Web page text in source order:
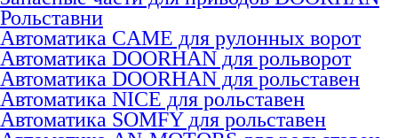
Рольставни
Автоматика CAME для рулонных ворот
Автоматика DOORHAN для рольворот
Автоматика DOORHAN для рольставен
Автоматика NICE для рольставен
Автоматика SOMFY для рольставен